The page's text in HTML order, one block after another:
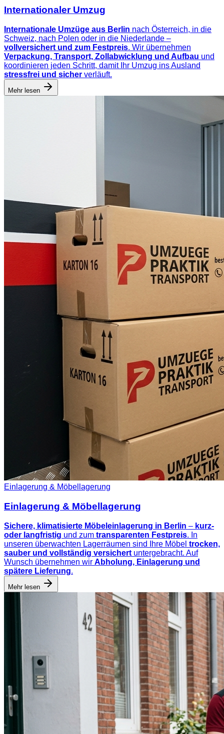
Internationaler Umzug
Internationale Umzüge aus Berlin nach Österreich, in die
Schweiz, nach Polen oder in die Niederlande –
vollversichert und zum Festpreis. Wir übernehmen
Verpackung, Transport, Zollabwicklung und Aufbau und
koordinieren jeden Schritt, damit Ihr Umzug ins Ausland
stressfrei und sicher verläuft.
Mehr lesen
Einlagerung & Möbellagerung
Einlagerung & Möbellagerung
Sichere, klimatisierte Möbeleinlagerung in Berlin – kurz-
oder langfristig und zum transparenten Festpreis. In
unseren überwachten Lagerräumen sind Ihre Möbel trocken,
sauber und vollständig versichert untergebracht. Auf
Wunsch übernehmen wir Abholung, Einlagerung und
spätere Lieferung.
Mehr lesen